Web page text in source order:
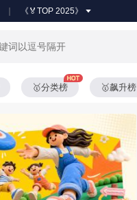
《🏅TOP 2025》
🥇分类榜 🥇飙升榜